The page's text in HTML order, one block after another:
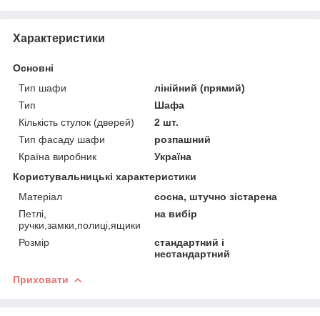
Характеристики
Основні
Тип шафи
лінійний (прямий)
Тип
Шафа
Кількість стулок (дверей)
2 шт.
Тип фасаду шафи
розпашний
Країна виробник
Україна
Користувальницькі характеристики
Матеріал
сосна, штучно зістарена
Петлі,
ручки,замки,полиці,ящики
на вибір
Розмір
стандартний і
нестандартний
Приховати